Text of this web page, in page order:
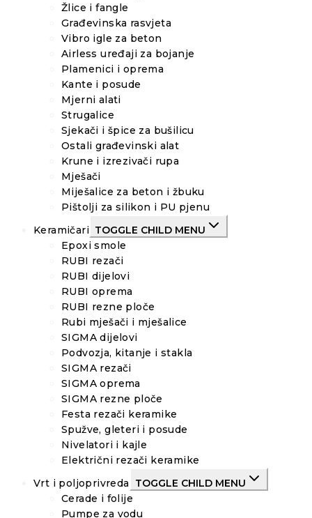
Žlice i fangle
Građevinska rasvjeta
Vibro igle za beton
Airless uređaji za bojanje
Plamenici i oprema
Kante i posude
Mjerni alati
Strugalice
Sjekači i špice za bušilicu
Ostali građevinski alat
Krune i izrezivači rupa
Mješači
Miješalice za beton i žbuku
Pištolji za silikon i PU pjenu
Keramičari TOGGLE CHILD MENU
Epoxi smole
RUBI rezači
RUBI dijelovi
RUBI oprema
RUBI rezne ploče
Rubi mješači i mješalice
SIGMA dijelovi
Podvozja, kitanje i stakla
SIGMA rezači
SIGMA oprema
SIGMA rezne ploče
Festa rezači keramike
Spužve, gleteri i posude
Nivelatori i kajle
Električni rezači keramike
Vrt i poljoprivreda
TOGGLE CHILD MENU
Cerade i folije
Pumpe za vodu